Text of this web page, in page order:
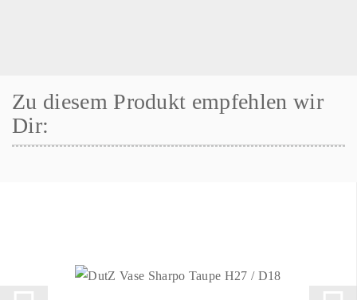
Zu diesem Produkt empfehlen wir
Dir: